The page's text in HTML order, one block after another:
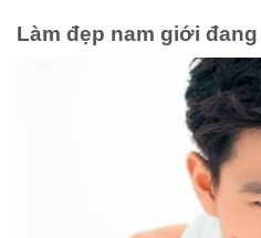
Làm đẹp nam giới